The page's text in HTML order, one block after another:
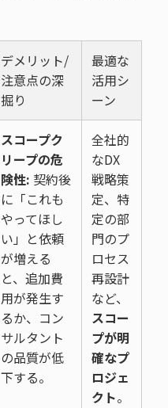
デメリット/
注意点の深
掘り
最適な
活用シ
ーン
スコープク
リープの危
険性: 契約後
に「これも
やってほし
い」と依頼
が増える
と、追加費
用が発生す
るか、コン
サルタント
の品質が低
下する。
全社的
なDX
戦略策
定、特
定の部
門のプ
ロセス
再設計
など、
スコー
プが明
確なプ
ロジェ
クト。